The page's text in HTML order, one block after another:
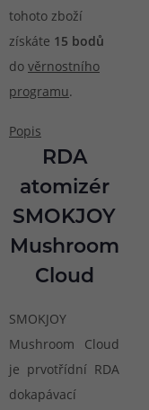
tohoto zboží
získáte 15 bodů
do věrnostního
programu.
Popis
RDA
atomizér
SMOKJOY
Mushroom
Cloud
SMOKJOY
Mushroom Cloud
je prvotřídní RDA
dokapávací